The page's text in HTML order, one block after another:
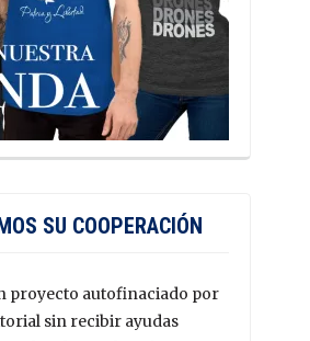
SU COOPERACIÓN
proyecto autofinaciado por
sin recibir ayudas